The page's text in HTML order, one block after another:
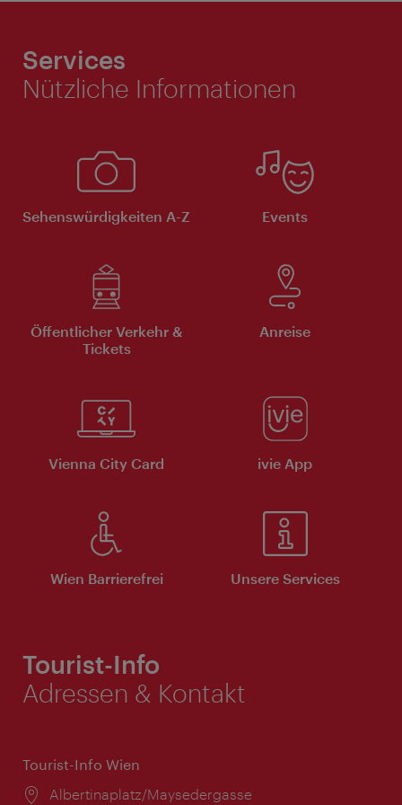
Services
Nützliche Informationen
Sehenswürdigkeiten A-Z Events
Öffentlicher Verkehr &
Tickets
Anreise
Vienna City Card ivie App
Wien Barrierefrei Unsere Services
Tourist-Info
Adressen & Kontakt
Tourist-Info Wien
Ort:
Albertinaplatz/Maysedergasse